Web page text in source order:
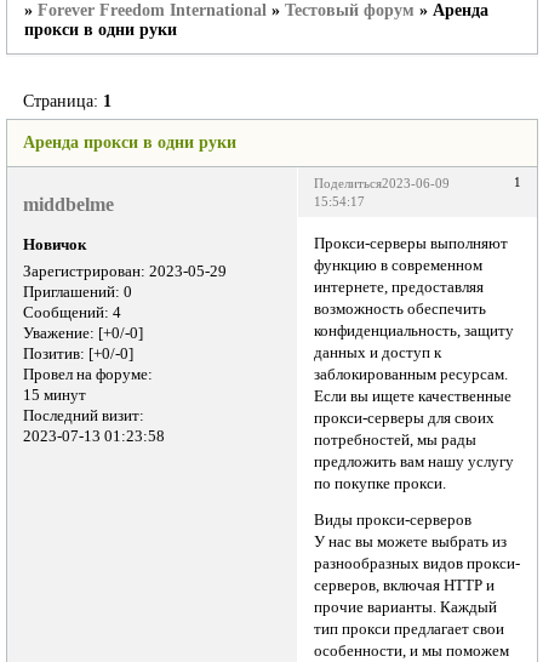
» Forever Freedom International » Тестовый форум » Аренда
прокси в одни руки
Аренда прокси в одни руки
Страница: 1
Поделиться 1
2023-06-09
15:54:17
middbelme
Новичок
Зарегистрирован: 2023-05-29
Приглашений: 0
Сообщений: 4
Уважение: [+0/-0]
Позитив: [+0/-0]
Провел на форуме:
15 минут
Последний визит:
2023-07-13 01:23:58
Прокси-серверы выполняют
функцию в современном
интернете, предоставляя
возможность обеспечить
конфиденциальность, защиту
данных и доступ к
заблокированным ресурсам.
Если вы ищете качественные
прокси-серверы для своих
потребностей, мы рады
предложить вам нашу услугу
по покупке прокси.
Виды прокси-серверов
У нас вы можете выбрать из
разнообразных видов прокси-
серверов, включая HTTP и
прочие варианты. Каждый
тип прокси предлагает свои
особенности, и мы поможем